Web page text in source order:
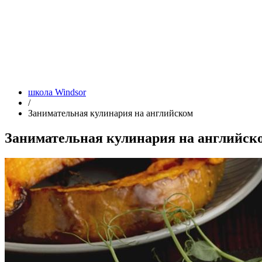
школа Windsor
/
Занимательная кулинария на английском
Занимательная кулинария на